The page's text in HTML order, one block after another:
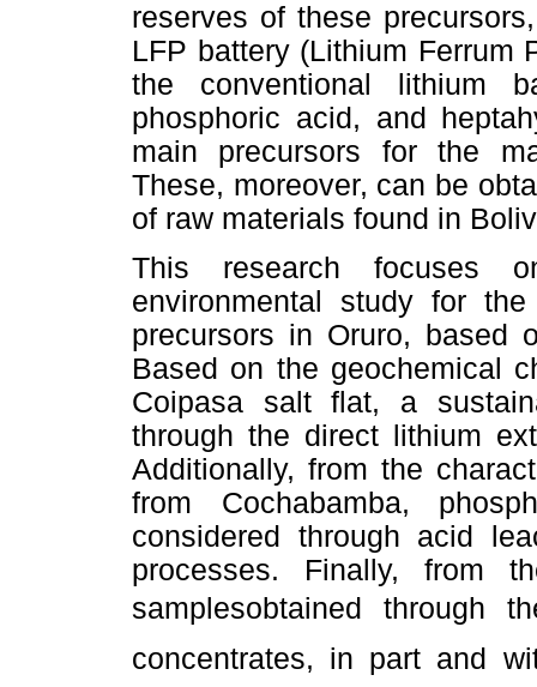
reserves of these
LFP battery (Lithium Ferrum
the conventional lithium
phosphoric acid, and
main precursors for the
These, moreover, can be
of raw materials found in
This research focuses
environmental study for
precursors in Oruro, based
Based on the geochemical
Coipasa salt flat, a
through the direct lithium
Additionally, from the
from Cochabamba,
considered through acid
processes. Finally, from
samplesobtained through
concentrates, in part and